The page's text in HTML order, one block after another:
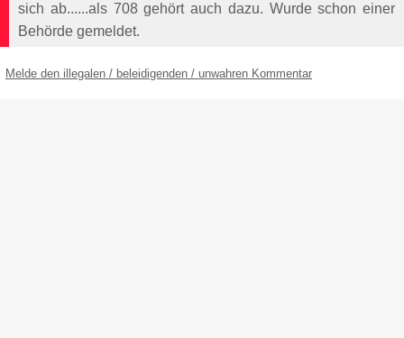
sich ab......als 708 gehört auch dazu. Wurde schon einer
Behörde gemeldet.
Melde den illegalen / beleidigenden / unwahren Kommentar